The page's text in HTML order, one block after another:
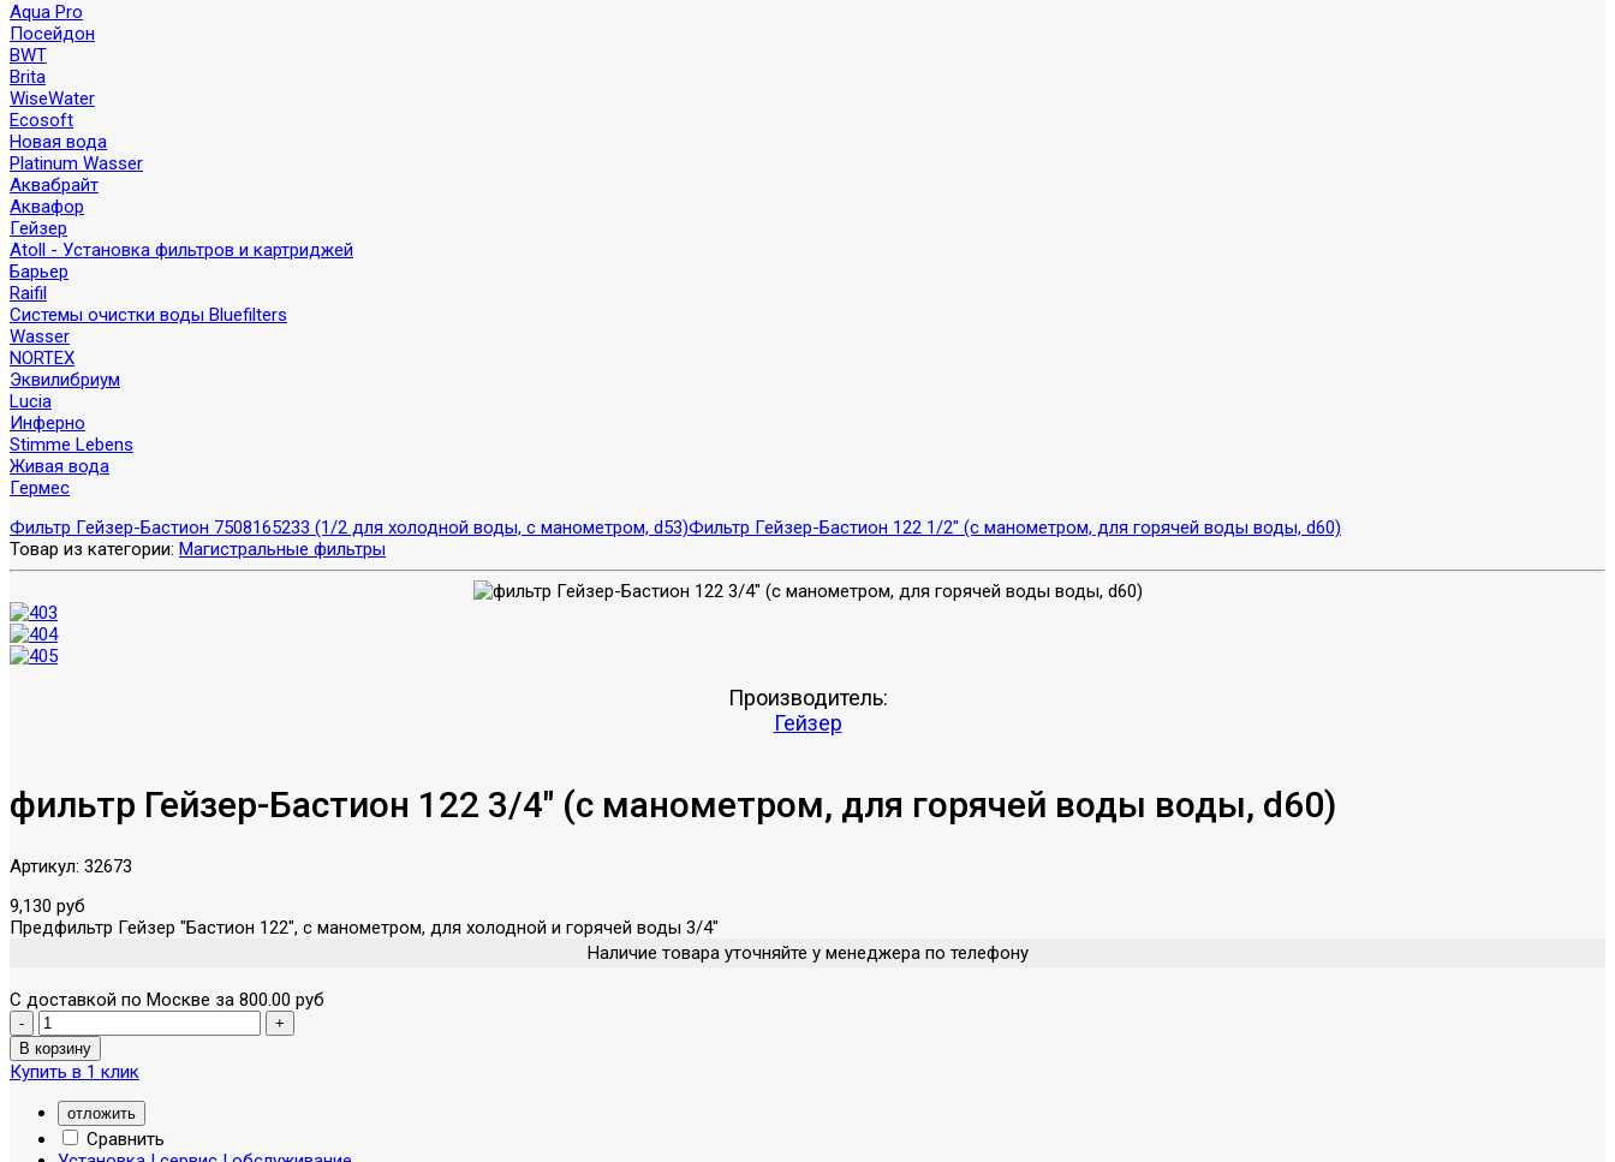
Aqua Pro
Посейдон
BWT
Brita
WiseWater
Ecosoft
Новая вода
Platinum Wasser
Аквабрайт
Аквафор
Гейзер
Atoll - Установка фильтров и картриджей
Барьер
Raifil
Системы очистки воды Bluefilters
Wasser
NORTEX
Эквилибриум
Lucia
Инферно
Stimme Lebens
Живая вода
Гермес
Фильтр Гейзер-Бастион 7508165233 (1/2 для холодной воды, с манометром, d53)Фильтр Гейзер-Бастион 122 1/2" (с манометром, для горячей воды воды, d60)
Товар из категории: Магистральные фильтры
Производитель:
Гейзер
фильтр Гейзер-Бастион 122 3/4" (с манометром, для горячей воды воды, d60)
Артикул: 32673
9,130 руб
Предфильтр Гейзер "Бастион 122", с манометром, для холодной и горячей воды 3/4"
Наличие товара уточняйте у менеджера по телефону
С доставкой по Москве за 800.00 руб
Купить в 1 клик
отложить
Сравнить